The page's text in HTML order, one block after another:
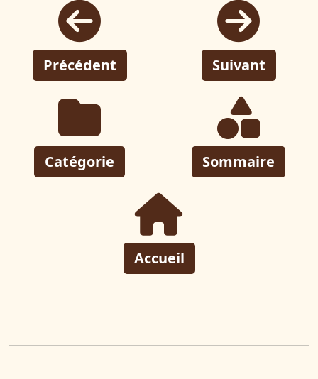
Précédent
Catégorie
Accueil
Sommaire
Suivant